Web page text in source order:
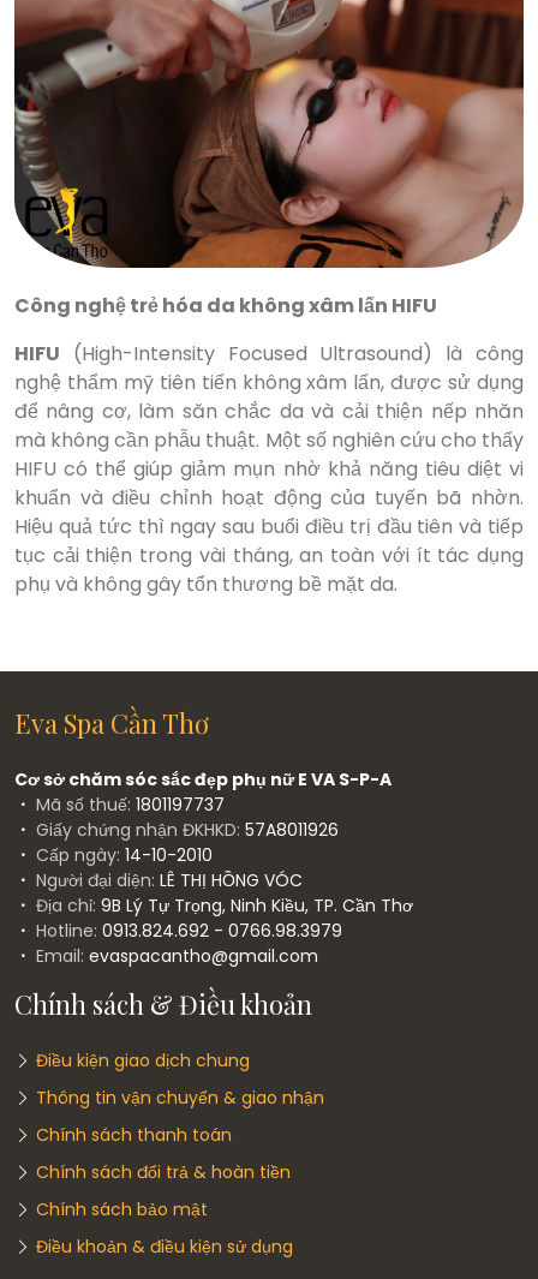
Công nghệ trẻ hóa da không xâm lấn HIFU
HIFU (High-Intensity Focused Ultrasound) là công
nghệ thẩm mỹ tiên tiến không xâm lấn, được sử dụng
để nâng cơ, làm săn chắc da và cải thiện nếp nhăn
mà không cần phẫu thuật. Một số nghiên cứu cho thấy
HIFU có thể giúp giảm mụn nhờ khả năng tiêu diệt vi
khuẩn và điều chỉnh hoạt động của tuyến bã nhờn.
Hiệu quả tức thì ngay sau buổi điều trị đầu tiên và tiếp
tục cải thiện trong vài tháng, an toàn với ít tác dụng
phụ và không gây tổn thương bề mặt da.
Eva Spa Cần Thơ
Cơ sở chăm sóc sắc đẹp phụ nữ E VA S-P-A
Mã số thuế: 1801197737
Giấy chứng nhận ĐKHKD: 57A8011926
Cấp ngày: 14-10-2010
Người đại diện: LÊ THỊ HỒNG VÓC
Địa chỉ: 9B Lý Tự Trọng, Ninh Kiều, TP. Cần Thơ
Hotline: 0913.824.692 - 0766.98.3979
Email: evaspacantho@gmail.com
Chính sách & Điều khoản
Điều kiện giao dịch chung
Thông tin vận chuyển & giao nhận
Chính sách thanh toán
Chính sách đổi trả & hoàn tiền
Chính sách bảo mật
Điều khoản & điều kiện sử dụng